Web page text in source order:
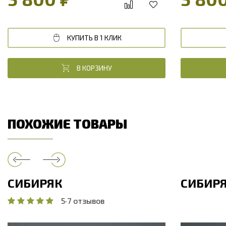
КУПИТЬ В 1 КЛИК
В КОРЗИНУ
ПОХОЖИЕ ТОВАРЫ
СИБИРЯК
5·7 отзывов